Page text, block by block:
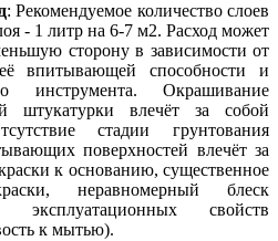
: Рекомендуемое количество слоев
- 1 литр на 6-7 м2. Расход может
сторону в зависимости от
впитывающей способности и
инструмента. Окрашивание
штукатурки влечёт за собой
стадии грунтования
поверхностей влечёт за
к основанию, существенное
неравномерный блеск
эксплуатационных свойств
к мытью).